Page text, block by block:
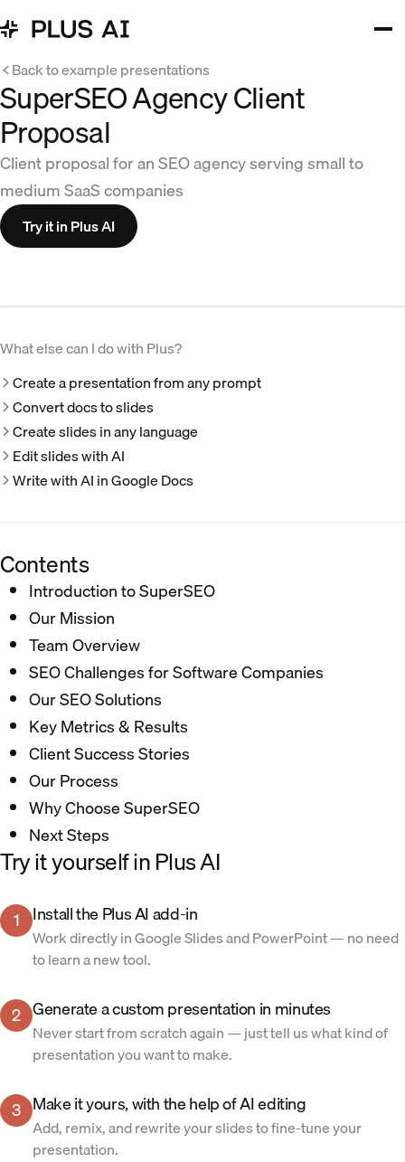
Back to example presentations
SuperSEO Agency Client
Proposal
Client proposal for an SEO agency serving small to
medium SaaS companies
Try it in Plus AI
What else can I do with Plus?
Create a presentation from any prompt
Convert docs to slides
Create slides in any language
Edit slides with AI
Write with AI in Google Docs
Contents
Introduction to SuperSEO
Our Mission
Team Overview
SEO Challenges for Software Companies
Our SEO Solutions
Key Metrics & Results
Client Success Stories
Our Process
Why Choose SuperSEO
Next Steps
Try it yourself in Plus AI
1 Install the Plus AI add-in
Work directly in Google Slides and PowerPoint — no need
to learn a new tool.
2 Generate a custom presentation in minutes
Never start from scratch again — just tell us what kind of
presentation you want to make.
3 Make it yours, with the help of AI editing
Add, remix, and rewrite your slides to fine-tune your
presentation.